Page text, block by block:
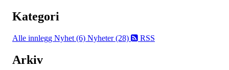
Kategori
Alle innlegg Nyhet (6) Nyheter (28) RSS
Arkiv